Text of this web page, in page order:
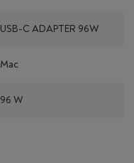
USB-C ADAPTER 96W
Mac
96 W